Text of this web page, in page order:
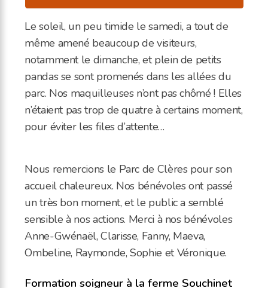
Le soleil, un peu timide le samedi, a tout de
même amené beaucoup de visiteurs,
notamment le dimanche, et plein de petits
pandas se sont promenés dans les allées du
parc. Nos maquilleuses n’ont pas chômé ! Elles
n’étaient pas trop de quatre à certains moment,
pour éviter les files d’attente…
Nous remercions le Parc de Clères pour son
accueil chaleureux. Nos bénévoles ont passé
un très bon moment, et le public a semblé
sensible à nos actions. Merci à nos bénévoles
Anne-Gwénaël, Clarisse, Fanny, Maeva,
Ombeline, Raymonde, Sophie et Véronique.
Formation soigneur à la ferme Souchinet